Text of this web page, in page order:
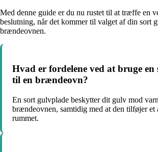
Med denne guide er du nu rustet til at træffe en
beslutning, når det kommer til valget af din sort
brændeovnen.
Hvad er fordelene ved at bruge
til en brændeovn?
En sort gulvplade beskytter dit gulv mod
brændeovnen, samtidig med at den tilføjer
rummet.